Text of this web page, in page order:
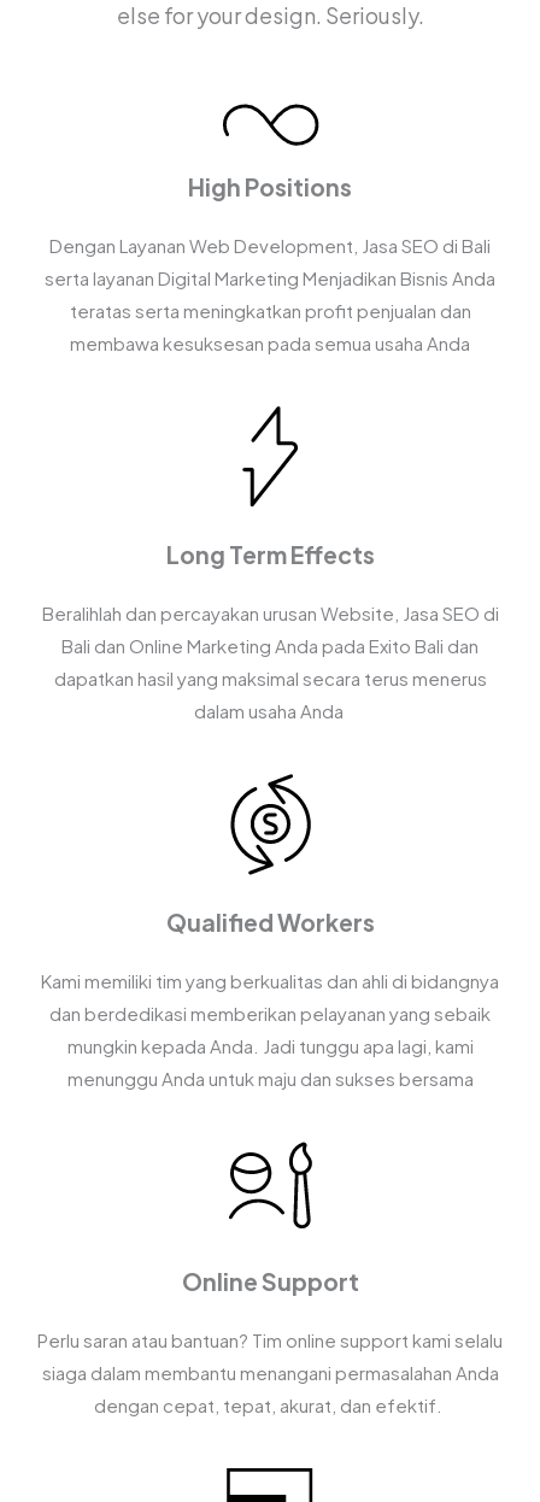
else for your design. Seriously.
High Positions
Dengan Layanan Web Development, Jasa SEO di Bali
serta layanan Digital Marketing Menjadikan Bisnis Anda
teratas serta meningkatkan profit penjualan dan
membawa kesuksesan pada semua usaha Anda
Long Term Effects
Beralihlah dan percayakan urusan Website, Jasa SEO di
Bali dan Online Marketing Anda pada Exito Bali dan
dapatkan hasil yang maksimal secara terus menerus
dalam usaha Anda
Qualified Workers
Kami memiliki tim yang berkualitas dan ahli di bidangnya
dan berdedikasi memberikan pelayanan yang sebaik
mungkin kepada Anda. Jadi tunggu apa lagi, kami
menunggu Anda untuk maju dan sukses bersama
Online Support
Perlu saran atau bantuan? Tim online support kami selalu
siaga dalam membantu menangani permasalahan Anda
dengan cepat, tepat, akurat, dan efektif.